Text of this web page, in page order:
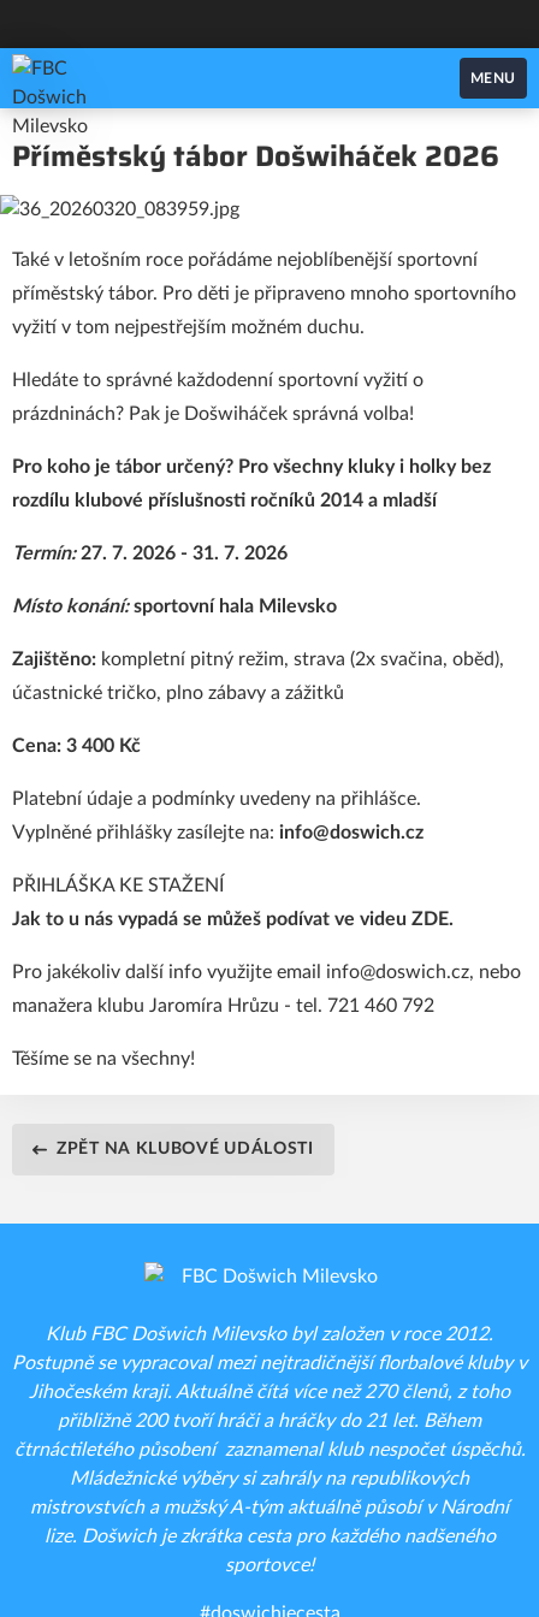
FBC Došwich Milevsko
MENU
Příměstský tábor Došwiháček 2026
Také v letošním roce pořádáme nejoblíbenější sportovní
příměstský tábor. Pro děti je připraveno mnoho sportovního
vyžití v tom nejpestřejším možném duchu.
Hledáte to správné každodenní sportovní vyžití o
prázdninách? Pak je Došwiháček správná volba!
Pro koho je tábor určený? Pro všechny kluky i holky bez
rozdílu klubové příslušnosti ročníků 2014 a mladší
Termín: 27. 7. 2026 - 31. 7. 2026
Místo konání:sportovní hala Milevsko
Zajištěno: kompletní pitný režim, strava (2x svačina, oběd),
účastnické tričko, plno zábavy a zážitků
Cena: 3 400 Kč
Platební údaje a podmínky uvedeny na přihlášce.
Vyplněné přihlášky zasílejte na: info@doswich.cz
PŘIHLÁŠKA KE STAŽENÍ
Jak to u nás vypadá se můžeš podívat ve videu ZDE.
Pro jakékoliv další info využijte email info@doswich.cz, nebo
manažera klubu Jaromíra Hrůzu - tel. 721 460 792
Těšíme se na všechny!
ZPĚT NA KLUBOVÉ UDÁLOSTI
Klub FBC Došwich Milevsko byl založen v roce 2012.
Postupně se vypracoval mezi nejtradičnější florbalové kluby v
Jihočeském kraji. Aktuálně čítá více než 270 členů, z toho
přibližně 200 tvoří hráči a hráčky do 21 let. Během
čtrnáctiletého působení zaznamenal klub nespočet úspěchů.
Mládežnické výběry si zahrály na republikových
mistrovstvích a mužský A-tým aktuálně působí v Národní
lize. Došwich je zkrátka cesta pro každého nadšeného
sportovce!